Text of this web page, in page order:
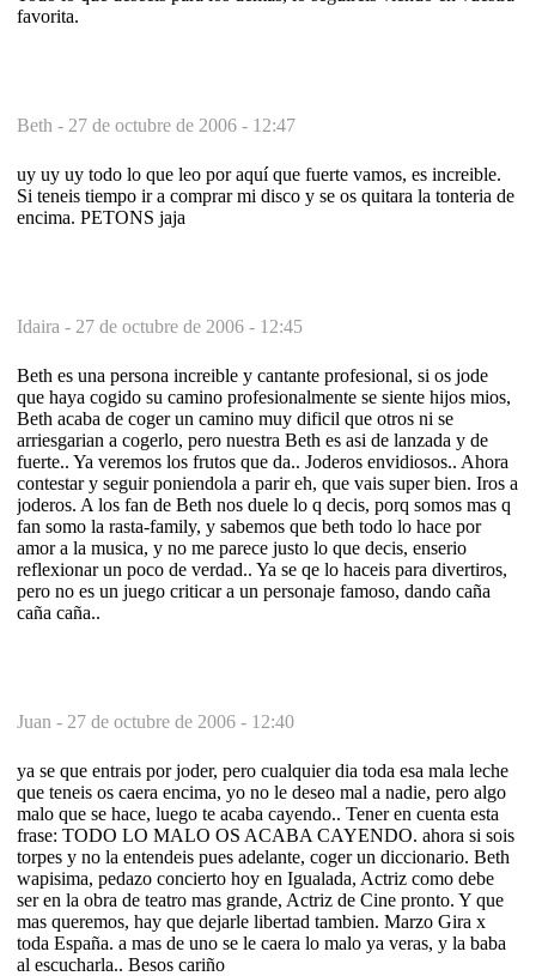
favorita.
Beth - 27 de octubre de 2006 - 12:47
uy uy uy todo lo que leo por aquí que fuerte vamos, es increible.
Si teneis tiempo ir a comprar mi disco y se os quitara la tonteria de
encima. PETONS jaja
Idaira - 27 de octubre de 2006 - 12:45
Beth es una persona increible y cantante profesional, si os jode
que haya cogido su camino profesionalmente se siente hijos mios,
Beth acaba de coger un camino muy dificil que otros ni se
arriesgarian a cogerlo, pero nuestra Beth es asi de lanzada y de
fuerte.. Ya veremos los frutos que da.. Joderos envidiosos.. Ahora
contestar y seguir poniendola a parir eh, que vais super bien. Iros a
joderos. A los fan de Beth nos duele lo q decis, porq somos mas q
fan somo la rasta-family, y sabemos que beth todo lo hace por
amor a la musica, y no me parece justo lo que decis, enserio
reflexionar un poco de verdad.. Ya se qe lo haceis para divertiros,
pero no es un juego criticar a un personaje famoso, dando caña
caña caña..
Juan - 27 de octubre de 2006 - 12:40
ya se que entrais por joder, pero cualquier dia toda esa mala leche
que teneis os caera encima, yo no le deseo mal a nadie, pero algo
malo que se hace, luego te acaba cayendo.. Tener en cuenta esta
frase: TODO LO MALO OS ACABA CAYENDO. ahora si sois
torpes y no la entendeis pues adelante, coger un diccionario. Beth
wapisima, pedazo concierto hoy en Igualada, Actriz como debe
ser en la obra de teatro mas grande, Actriz de Cine pronto. Y que
mas queremos, hay que dejarle libertad tambien. Marzo Gira x
toda España. a mas de uno se le caera lo malo ya veras, y la baba
al escucharla.. Besos cariño